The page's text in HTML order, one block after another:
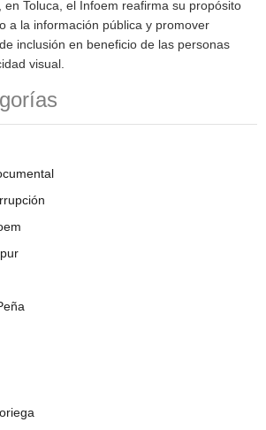
en Toluca, el Infoem reafirma su propósito
a la información pública y promover
inclusión en beneficio de las personas
visual.